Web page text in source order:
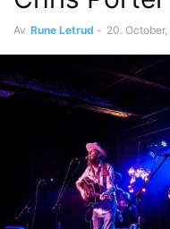
Av Rune Letrud - 20.